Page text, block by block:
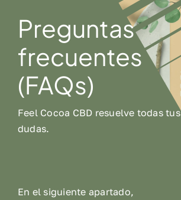
CBD para gatos
Preguntas
frecuentes
(FAQs)
Feel Cocoa CBD resuelve todas tus
dudas.
En el siguiente apartado,